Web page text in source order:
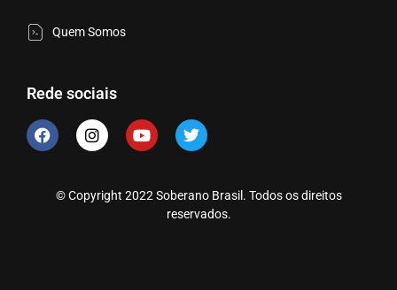
Quem Somos
Rede sociais
© Copyright 2022 Soberano Brasil. Todos os direitos
reservados.